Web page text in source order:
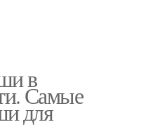
в
Самые
для